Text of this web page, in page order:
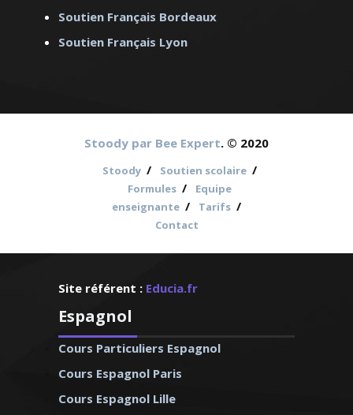
Soutien Français Bordeaux
Soutien Français Lyon
Stoody par Bee Expert. © 2020
Stoody / Soutien scolaire /
Formules /
Equipe
enseignante / Tarifs /
Contact
Site référent : Educia.fr
Espagnol
Cours Particuliers Espagnol
Cours Espagnol Paris
Cours Espagnol Lille